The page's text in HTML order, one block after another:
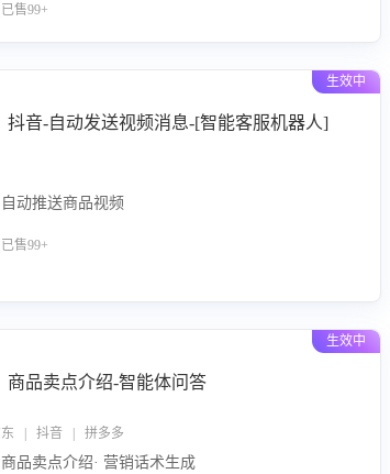
已售99+
生效中
抖音-自动发送视频消息-[智能客服机器人]
动推送商品视频
已售99+
生效中
商品卖点介绍-智能体问答
| 抖音 | 拼多多
品卖点介绍· 营销话术生成